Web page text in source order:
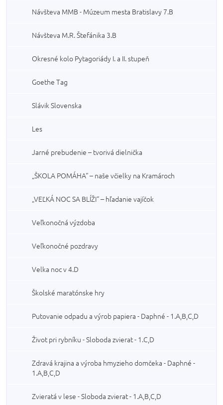
Návšteva MMB - Múzeum mesta Bratislavy 7.B
Návšteva M.R. Štefánika 3.B
Okresné kolo Pytagoriády I. a II. stupeň
Goethe Tag
Slávik Slovenska
Les
Jarné prebudenie – tvorivá dielnička
„ŠKOLA POMÁHA“ – naše včielky na Kramároch
„VEĽKÁ NOC SA BLÍŽI“ – hľadanie vajíčok
Veľkonočná výzdoba
Veľkonočné pozdravy
Velka noc v 4.D
Školské maratónske hry
Putovanie odpadu a výrob papiera - Daphné - 1.A,B,C,D
Život pri rybníku - Sloboda zvierat - 1.C,D
Zdravá krajina a výroba hmyzieho domčeka - Daphné -
1.A,B,C,D
Zvieratá v lese - Sloboda zvierat - 1.A,B,C,D